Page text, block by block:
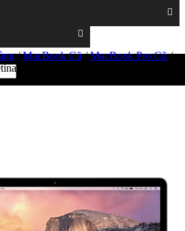
/MacBook Cũ/MacBook Pro Cũ/
ME665 99%